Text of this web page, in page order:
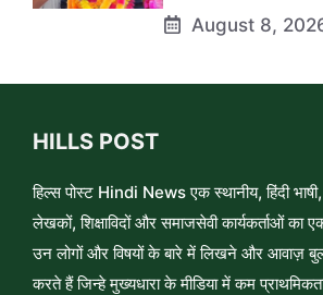
August 8,
HILLS POST
हिल्स पोस्ट Hindi News एक स्थानीय, हिंदी
लेखकों, शिक्षाविदों और समाजसेवी कार्यकर्ताओं का
उन लोगों और विषयों के बारे में लिखने और आवाज़
करते हैं जिन्हे मुख्यधारा के मीडिया में कम